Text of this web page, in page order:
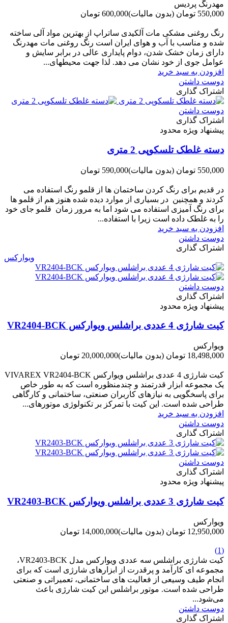
مهدرنگ پردیس
550,000 تومان
(بدون مالیات)600,000 تومان
رنگ روغنی مشکی مات آلکیدی ساتراپ از بهترین مواد آلی ساخته
شده و مناسب با آب و هوای ایران است رنگ روغنی مات مهدرنگ
دارای زﻣﺎن ﺧﺸﮏ ﺷﺪن، دوام ﭘﺎﯾﺪاری عالی در ﺑﺮاﺑﺮ ﺳﺎﯾﺶ و
ﻋﻮاﻣﻞ ﺟﻮی از ﺧﻮد ﻧﺸﺎن ﻣﯽ دﻫﺪ. ﻟﺬا ﺟﻬﺖ ﻣﺤﯿﻄ‌‌ﻬﺎی...
افزودن به سبد خرید
دوست داشتن
اشتراک گذاری
دوست داشتن
اشتراک گذاری
پیشنهاد ویژه محدود
دسته غلطک تلسکوپی 2 متری
550,000 تومان (بدون مالیات)590,000 تومان
در قدیم برای رنگ کردن ساختمان ها از قلمو رنگ استفاده می
کردند و همچنین در بسیاری از موارد دیده شده هنوز هم از قلمو ها
برای رنگ آمیزی استفاده می شود اما به مرور زمان قلمو جای خود
را به غلطک داده است زیرا با استفاده...
افزودن به سبد خرید
دوست داشتن
اشتراک گذاری
ویوارکس
دوست داشتن
اشتراک گذاری
پیشنهاد ویژه محدود
کیت شارژی 4 عددی براشلس ویوارکس VR2404-BCK
ویوارکس
18,498,000 تومان
(بدون مالیات)20,000,000 تومان
کیت شارژی 4 عددی براشلس ویوارکس VIVAREX VR2404-BCK
یک مجموعه ابزار قدرتمند و چندمنظوره است که به طور خاص
برای پاسخگویی به نیازهای کاربران صنعتی، ساختمانی و کارگاهی
طراحی شده است. این کیت با تمرکز بر تکنولوژی موتورهای...
افزودن به سبد خرید
دوست داشتن
اشتراک گذاری
دوست داشتن
اشتراک گذاری
پیشنهاد ویژه محدود
کیت شارژی 3 عددی براشلس ویوارکس VR2403-BCK
ویوارکس
12,950,000 تومان
(بدون مالیات)14,000,000 تومان
(1)
کیت شارژی براشلس سه عددی ویوارکس مدل VR2403-BCK،
مجموعه ای کارآمد و پرقدرت از ابزارهای شارژی است که برای
انجام طیف وسیعی از فعالیت های ساختمانی، تعمیراتی و صنعتی
طراحی شده است. موتور براشلس این کیت شارژی باعث
می‌شود...
دوست داشتن
اشتراک گذاری